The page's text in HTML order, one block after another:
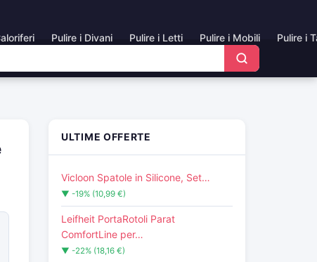
Pulire i Divani Pulire i Letti Pulire i Mobili Pulire i
ULTIME OFFERTE
Vicloon Spatole in Silicone, Set…
▼ -19% (10,99 €)
Leifheit PortaRotoli Parat
ComfortLine per…
▼ -22% (18,16 €)